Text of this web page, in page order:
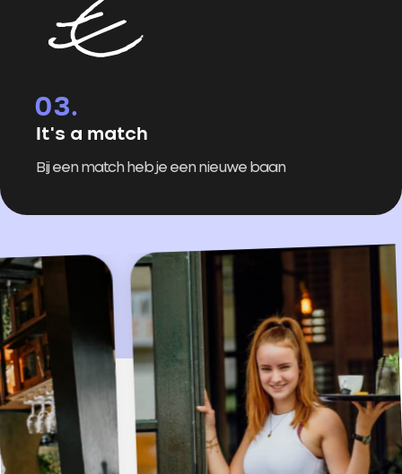
It's a match
Bij een match heb je een nieuwe baan